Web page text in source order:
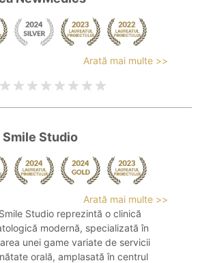
Arată mai multe >>
Smile Studio
Arată mai multe >>
Studio reprezintă o clinică
modernă, specializată în
unei game variate de servicii
orală, amplasată în centrul